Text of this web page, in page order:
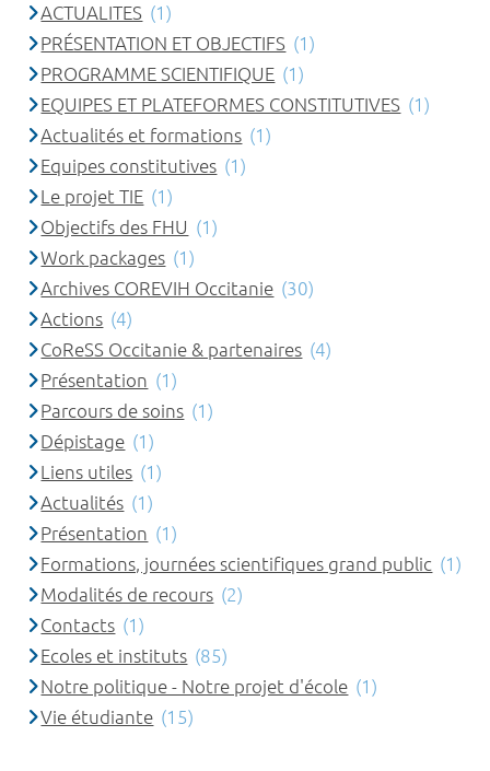
ACTUALITES (1)
PRÉSENTATION ET OBJECTIFS (1)
PROGRAMME SCIENTIFIQUE (1)
EQUIPES ET PLATEFORMES CONSTITUTIVES (1)
Actualités et formations (1)
Equipes constitutives (1)
Le projet TIE (1)
Objectifs des FHU (1)
Work packages (1)
Archives COREVIH Occitanie (30)
Actions (4)
CoReSS Occitanie & partenaires (4)
Présentation (1)
Parcours de soins (1)
Dépistage (1)
Liens utiles (1)
Actualités (1)
Présentation (1)
Formations, journées scientifiques grand public (1)
Modalités de recours (2)
Contacts (1)
Ecoles et instituts (85)
Notre politique - Notre projet d'école (1)
Vie étudiante (15)